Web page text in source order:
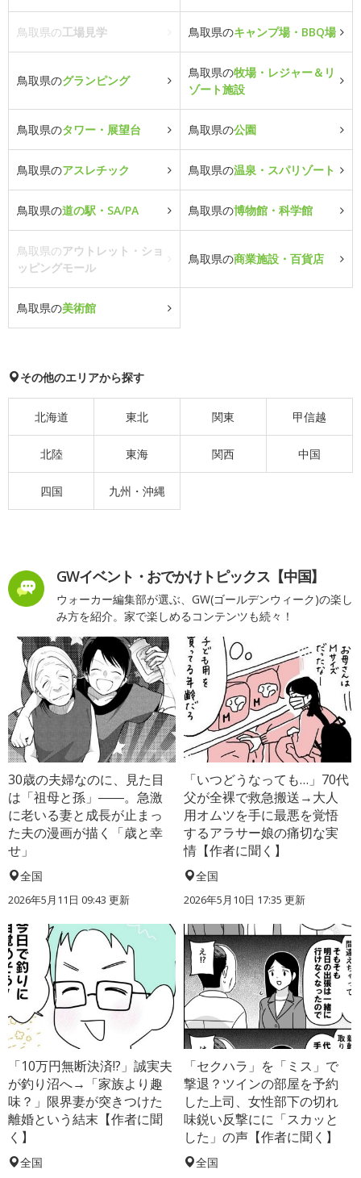
鳥取県の工場見学 鳥取県のキャンプ場・BBQ場
鳥取県のグランピング
鳥取県の牧場・レジャー＆リ
ゾート施設
鳥取県のタワー・展望台 鳥取県の公園
鳥取県のアスレチック 鳥取県の温泉・スパリゾート
鳥取県の道の駅・SA/PA 鳥取県の博物館・科学館
鳥取県のアウトレット・ショ
ッピングモール
鳥取県の商業施設・百貨店
鳥取県の美術館
その他のエリアから探す
北海道 東北 関東 甲信越
北陸 東海 関西 中国
四国 九州・沖縄
GWイベント・おでかけトピックス【中国】
ウォーカー編集部が選ぶ、GW(ゴールデンウィーク)の楽し
み方を紹介。家で楽しめるコンテンツも続々！
30歳の夫婦なのに、見た目
は「祖母と孫」――。急激
に老いる妻と成長が止まっ
た夫の漫画が描く「歳と幸
せ」
全国
2026年5月11日 09:43 更新
「いつどうなっても…」70代
父が全裸で救急搬送→大人
用オムツを手に最悪を覚悟
するアラサー娘の痛切な実
情【作者に聞く】
全国
2026年5月10日 17:35 更新
「10万円無断決済!?」誠実夫
が釣り沼へ→「家族より趣
味？」限界妻が突きつけた
離婚という結末【作者に聞
く】
全国
「セクハラ」を「ミス」で
撃退？ツインの部屋を予約
した上司、女性部下の切れ
味鋭い反撃にに「スカッと
した」の声【作者に聞く】
全国